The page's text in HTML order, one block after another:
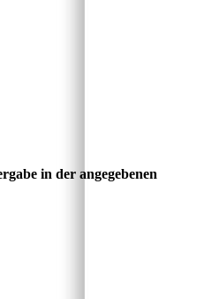
in der angegebenen